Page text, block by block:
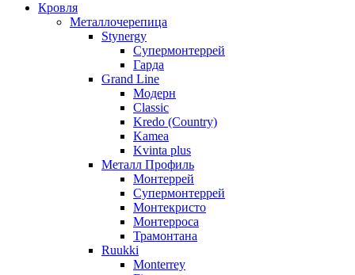
Кровля
Металлочерепица
Stynergy
Супермонтеррей
Гарда
Grand Line
Модерн
Classic
Kredo (Country)
Kamea
Kvinta plus
Металл Профиль
Монтеррей
Супермонтеррей
Монтекристо
Монтерроса
Трамонтана
Ruukki
Monterrey